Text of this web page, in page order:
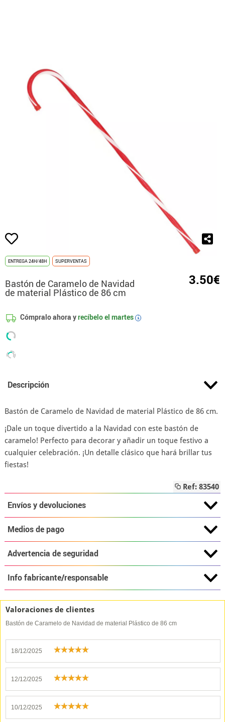
ENTREGA 24H/48H SUPERVENTAS
Bastón de Caramelo de Navidad
de material Plástico de 86 cm
3.50€
Cómpralo ahora yrecíbelo el martes i
Descripción
Bastón de Caramelo de Navidad de material Plástico de 86 cm.
¡Dale un toque divertido a la Navidad con este bastón de
caramelo! Perfecto para decorar y añadir un toque festivo a
cualquier celebración. ¡Un detalle clásico que hará brillar tus
fiestas!
Ref: 83540
Envíos y devoluciones
Medios de pago
Advertencia de seguridad
Info fabricante/responsable
Valoraciones de clientes
Bastón de Caramelo de Navidad de material Plástico de 86 cm
18/12/2025
12/12/2025
10/12/2025